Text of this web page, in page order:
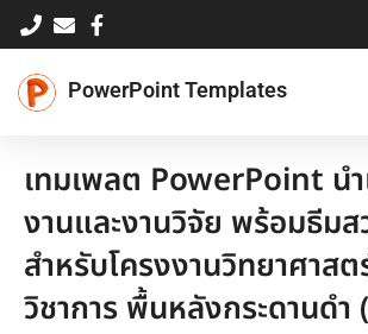
content
PowerPoint Templates
เทมเพลต PowerPoint นำ
งานและงานวิจัย พร้อมธีม
สำหรับโครงงานวิทยาศาสต
วิชาการ พื้นหลังกระดานดำ